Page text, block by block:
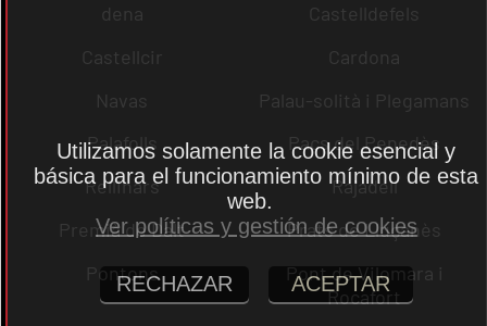
dena
Castelldefels
Castellcir
Cardona
Navas
Palau-solità i Plegamans
Palafolls
Pacs del Penedès
Rellinars
Rajadell
Premià de Dalt
Prats de Lluçanès
Pontons
Pont de Vilomara i
Rocafort
Utilizamos solamente la cookie esencial y
básica para el funcionamiento mínimo de esta
web.
Ver políticas y gestión de cookies
RECHAZAR ACEPTAR